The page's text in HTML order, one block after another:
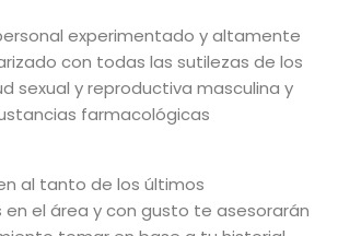
experimentado y altamente
con todas las sutilezas de los
sexual y reproductiva masculina y
farmacológicas
al tanto de los últimos
el área y con gusto te asesorarán